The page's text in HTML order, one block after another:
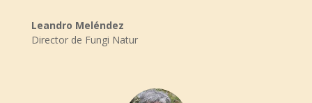
Leandro Meléndez
Director de Fungi Natur